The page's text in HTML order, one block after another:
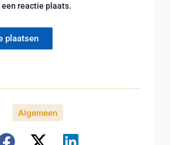
een reactie plaats.
Algemeen